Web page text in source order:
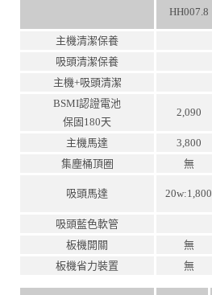
HH007.8
主機清潔保養
吸頭清潔保養
主機+吸頭清潔
BSMI認證電池
保固180天
2,090
主機馬達 3,800
集塵桶頂圈
無
吸頭馬達 20w:1,800
吸頭藍色軟管
板機開關
無
板機省力裝置
無